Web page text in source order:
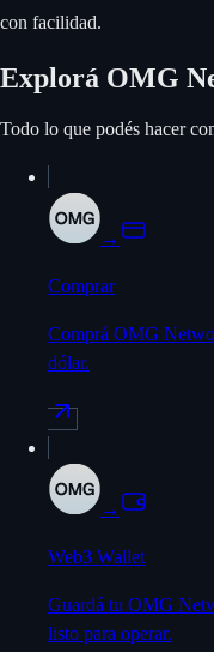
con facilidad.
Explorá OMG
Todo lo que podés hacer
→
Comprar
Comprá OMG
dólar.
→
Web3 Wallet
Guardá tu OMG
listo para operar.